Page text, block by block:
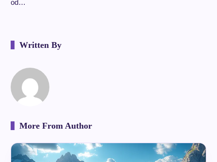
od…
Written By
More From Author